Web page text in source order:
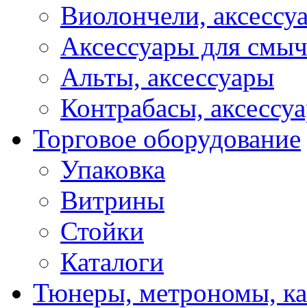
Виолончели,
Аксессуары для
Альты, аксессуары
Контрабасы,
Торговое оборудование
Упаковка
Витрины
Стойки
Каталоги
Тюнеры, метрономы,